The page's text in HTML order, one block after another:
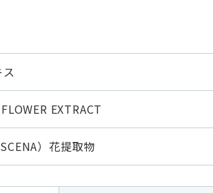
EXTRACT
）花提取物